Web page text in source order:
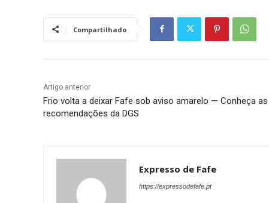
Compartilhado
Artigo anterior
Frio volta a deixar Fafe sob aviso amarelo — Conheça as
recomendações da DGS
Expresso de Fafe
https://expressodefafe.pt